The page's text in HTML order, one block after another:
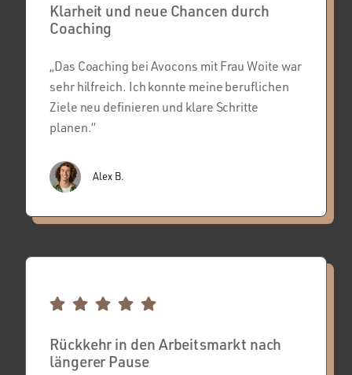
Klarheit und neue Chancen durch
Coaching
„Das Coaching bei Avocons mit Frau Woite war
sehr hilfreich. Ich konnte meine beruflichen
Ziele neu definieren und klare Schritte
planen.“
Alex B.
Rückkehr in den Arbeitsmarkt nach
längerer Pause